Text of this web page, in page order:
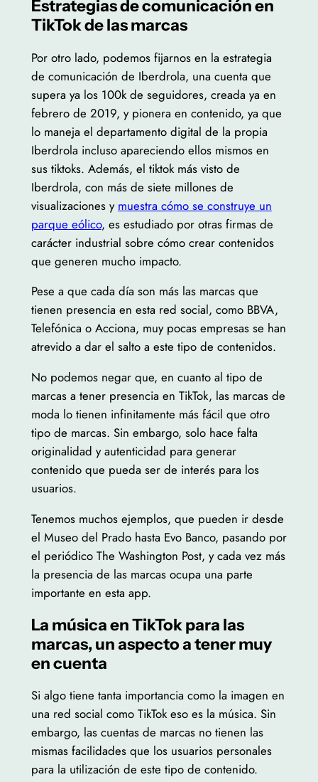
Estrategias de comunicación en
TikTok de las marcas
Por otro lado, podemos fijarnos en la estrategia
de comunicación de Iberdrola, una cuenta que
supera ya los 100k de seguidores, creada ya en
febrero de 2019, y pionera en contenido, ya que
lo maneja el departamento digital de la propia
Iberdrola incluso apareciendo ellos mismos en
sus tiktoks. Además, el tiktok más visto de
Iberdrola, con más de siete millones de
visualizaciones y muestra cómo se construye un
parque eólico, es estudiado por otras firmas de
carácter industrial sobre cómo crear contenidos
que generen mucho impacto.
Pese a que cada día son más las marcas que
tienen presencia en esta red social, como BBVA,
Telefónica o Acciona, muy pocas empresas se han
atrevido a dar el salto a este tipo de contenidos.
No podemos negar que, en cuanto al tipo de
marcas a tener presencia en TikTok, las marcas de
moda lo tienen infinitamente más fácil que otro
tipo de marcas. Sin embargo, solo hace falta
originalidad y autenticidad para generar
contenido que pueda ser de interés para los
usuarios.
Tenemos muchos ejemplos, que pueden ir desde
el Museo del Prado hasta Evo Banco, pasando por
el periódico The Washington Post, y cada vez más
la presencia de las marcas ocupa una parte
importante en esta app.
La música en TikTok para las
marcas, un aspecto a tener muy
en cuenta
Si algo tiene tanta importancia como la imagen en
una red social como TikTok eso es la música. Sin
embargo, las cuentas de marcas no tienen las
mismas facilidades que los usuarios personales
para la utilización de este tipo de contenido.